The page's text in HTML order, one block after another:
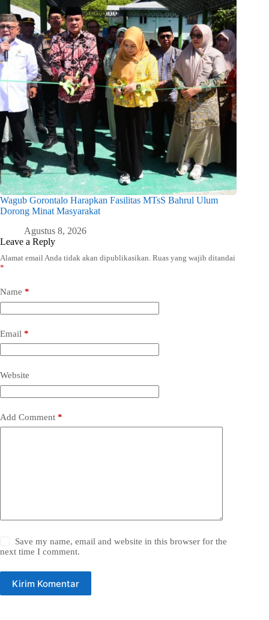
Wagub Gorontalo Harapkan Fasilitas MTsS Bahrul Ulum
Dorong Minat Masyarakat
Agustus 8, 2026
Leave a Reply
Alamat email Anda tidak akan dipublikasikan. Ruas yang wajib ditandai
*
Name *
Email *
Website
Add Comment *
Save my name, email and website in this browser for the
next time I comment.
Kirim Komentar